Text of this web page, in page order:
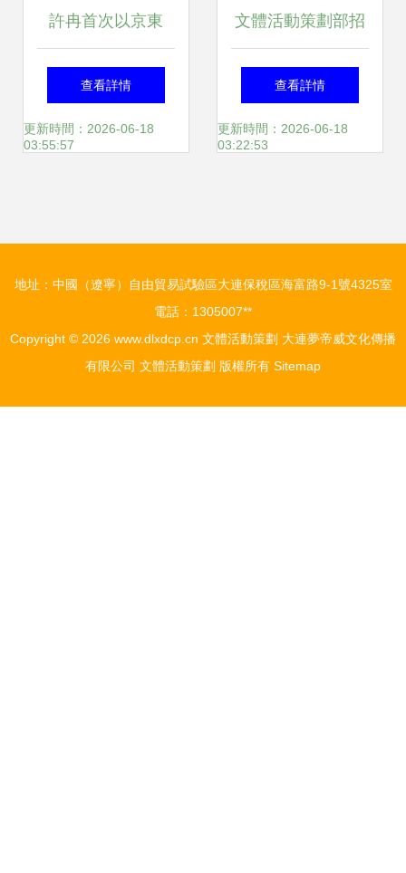
許冉首次以京東
CEO身份亮相，系
統披露經營思路下
查看詳情
更新時間：2026-06-18
03:55:57
文體活動策劃部招
新 為校園文化注入
新活力
查看詳情
更新時間：2026-06-18
03:22:53
地址：中國（遼寧）自由貿易試驗區大連保稅區海富路9-1號4325室
電話：1305007**
Copyright © 2026 www.dlxdcp.cn 文體活動策劃 大連夢帝威文化傳播
有限公司 文體活動策劃 版權所有 Sitemap